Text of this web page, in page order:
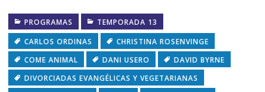
PROGRAMAS
TEMPORADA 13
CARLOS ORDINAS
CHRISTINA ROSENVINGE
COME ANIMAL
DANI USERO
DAVID BYRNE
DIVORCIADAS EVANGÉLICAS Y VEGETARIANAS